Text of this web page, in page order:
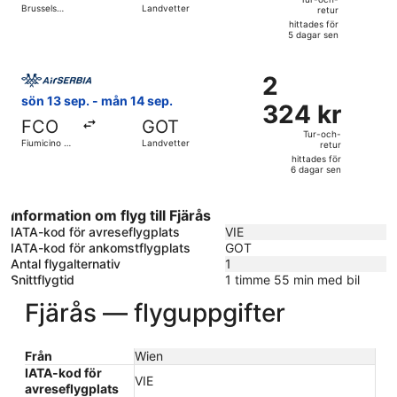
Brussels
Landvetter
retur,
hittades
dagar
sen
retur
hittades för
5 dagar sen
sön 13 sep. - mån 14 sep.
FCO
Fiumicino -
GOT
Landvetter
2
324 kr
Tur-
retur,
hittades
2
324 kr
Tur-och-
retur
hittades för
6 dagar sen
Välj flyg med Air Serbia, med avresa sön 13 sep. från
Information om flyg till Fjärås
IATA-kod för avreseflygplats
VIE
IATA-kod för ankomstflygplats
GOT
Antal flygalternativ
1
Snittflygtid
1 timme 55 min med bil
Fjärås — flyguppgifter
Från
Wien
IATA-kod för
avreseflygplats
VIE